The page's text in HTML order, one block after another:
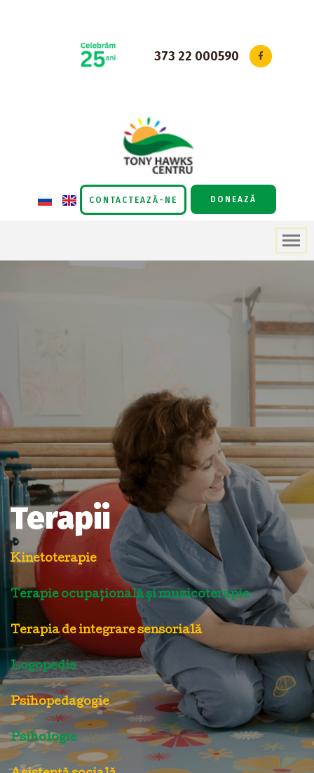
373 22 000590
CONTACTEAZĂ-NE DONEAZĂ
Terapii
Kinetoterapie
Terapie ocupațională și muzicoterapie
Terapia de integrare sensorială
Logopedie
Psihopedagogie
Psihologie